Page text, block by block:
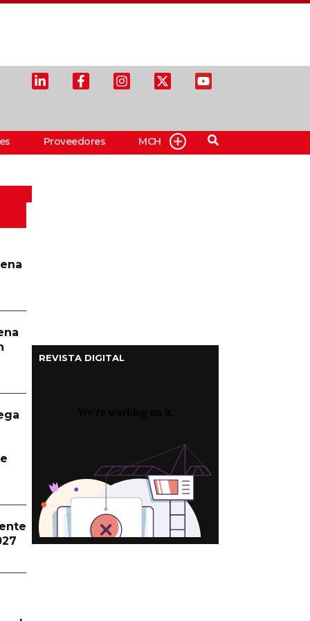
Proveedores MCH
REVISTA DIGITAL